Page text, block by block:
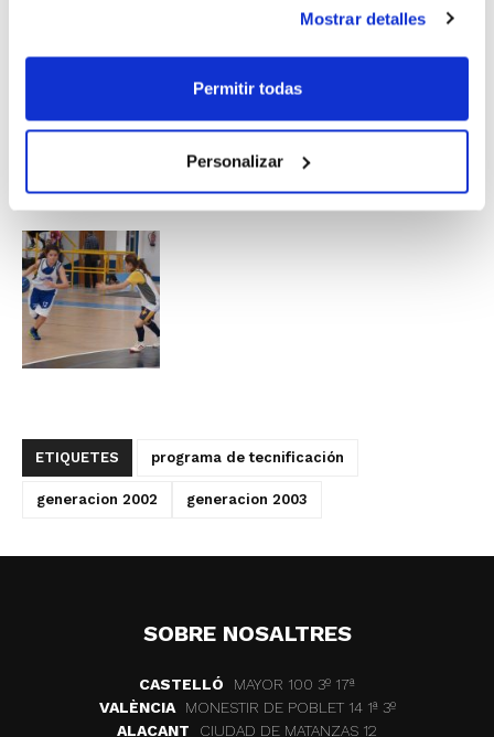
Mostrar detalles
Permitir todas
Personalizar
formación de los jóvenes jugadores/as.
ETIQUETES programa de tecnificación
generacion 2002 generacion 2003
SOBRE NOSALTRES
CASTELLÓ
MAYOR 100 3º 17ª
VALÈNCIA
MONESTIR DE POBLET 14 1ª 3º
ALACANT
CIUDAD DE MATANZAS 12